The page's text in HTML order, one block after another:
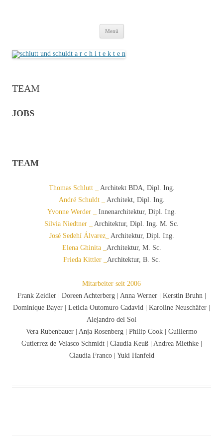
Menü
TEAM
JOBS
TEAM
Thomas Schlutt _ Architekt BDA, Dipl. Ing.
André Schuldt _
Architekt, Dipl. Ing.
Yvonne Werder _
Innenarchitektur, Dipl. Ing.
Silvia Niedtner _
Architektur, Dipl. Ing. M. Sc.
José Sedehí Álvarez_
Architektur, Dipl. Ing.
Elena Ghinita _ Architektur, M. Sc.
Frieda Kittler _ Architektur, B. Sc.
Mitarbeiter seit 2006
Frank Zeidler | Doreen Achterberg | Anna Werner | Kerstin Bruhn |
Dominique Bayer | Leticia Outomuro Cadavid | Karoline Neuschäfer |
Alejandro del Sol
Vera Rubenbauer | Anja Rosenberg | Philip Cook | Guillermo
Gutierrez de Velasco Schmidt | Claudia Keuß | Andrea Miethke |
Claudia Franco | Yuki Hanfeld